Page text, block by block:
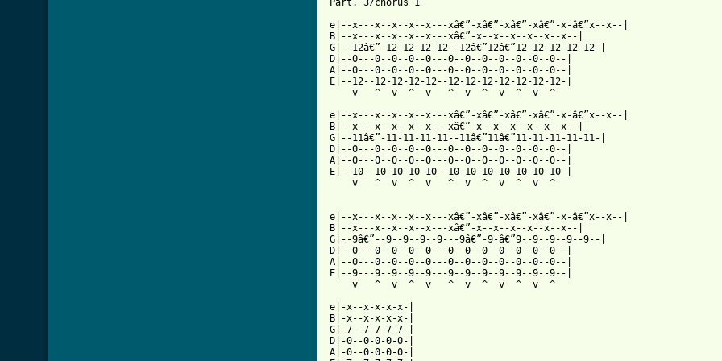
e|--x---x--x--x--x---xâ€”-xâ€”-xâ€”-xâ€”-x-â€”x--x--|
B|--x---x--x--x--x---xâ€”-x--x--x--x--x--x--|
G|--12â€”-12-12-12-12--12â€”12â€”12-12-12-12-12-|
D|--0---0--0--0--0---0--0--0--0--0--0--0--|
A|--0---0--0--0--0---0--0--0--0--0--0--0--|
E|--12--12-12-12-12--12-12-12-12-12-12-12-|
    v   ^  v  ^  v   ^  v  ^  v  ^  v  ^
e|--x---x--x--x--x---xâ€”-xâ€”-xâ€”-xâ€”-x-â€”x--x--|
B|--x---x--x--x--x---xâ€”-x--x--x--x--x--x--|
G|--11â€”-11-11-11-11--11â€”11â€”11-11-11-11-11-|
D|--0---0--0--0--0---0--0--0--0--0--0--0--|
A|--0---0--0--0--0---0--0--0--0--0--0--0--|
E|--10--10-10-10-10--10-10-10-10-10-10-10-|
    v   ^  v  ^  v   ^  v  ^  v  ^  v  ^
e|--x---x--x--x--x---xâ€”-xâ€”-xâ€”-xâ€”-x-â€”x--x--|
B|--x---x--x--x--x---xâ€”-x--x--x--x--x--x--|
G|--9â€”--9--9--9--9---9â€”-9-â€”9--9--9--9--9--|
D|--0---0--0--0--0---0--0--0--0--0--0--0--|
A|--0---0--0--0--0---0--0--0--0--0--0--0--|
E|--9---9--9--9--9---9--9--9--9--9--9--9--|
    v   ^  v  ^  v   ^  v  ^  v  ^  v  ^
e|-x--x-x-x-x-|
B|-x--x-x-x-x-|
G|-7--7-7-7-7-|
D|-0--0-0-0-0-|
A|-0--0-0-0-0-|